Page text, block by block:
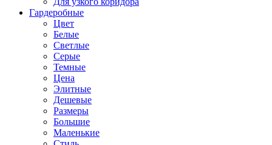
Гардеробные
Цвет
Белые
Светлые
Серые
Темные
Цена
Элитные
Дешевые
Размеры
Большие
Маленькие